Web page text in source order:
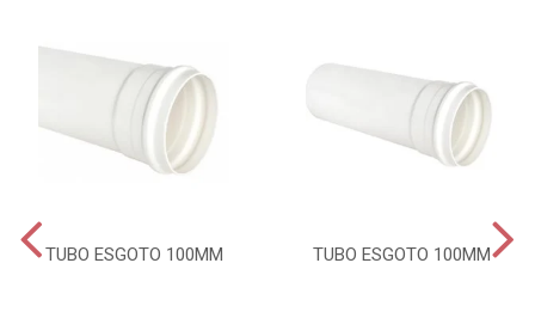
TUBO ESGOTO 100MM TUBO ESGOTO 100MM